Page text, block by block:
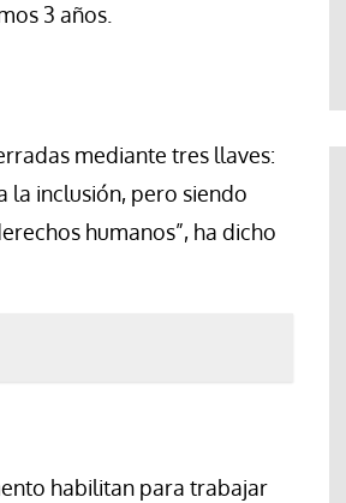
3 años.
mediante tres llaves:
la inclusión, pero siendo
humanos”, ha dicho
habilitan para trabajar